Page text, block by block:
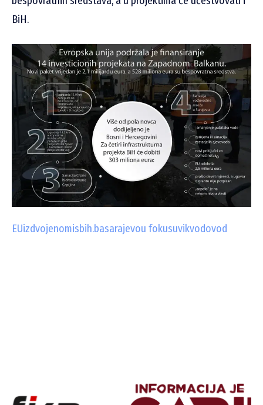
BiH.
EUizdvojenomisbih.basarajevou fokusuvikvodovod